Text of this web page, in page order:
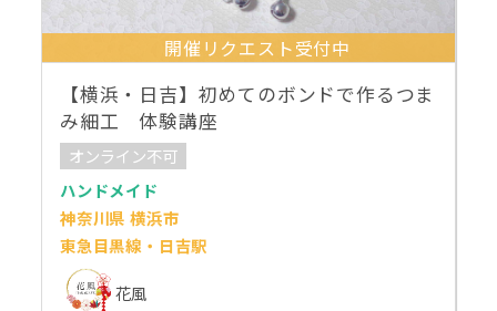
開催リクエスト受付中
【横浜・日吉】初めてのボンドで作るつま
み細工 体験講座
オンライン不可
ハンドメイド
神奈川県 横浜市
東急目黒線・日吉駅
花風